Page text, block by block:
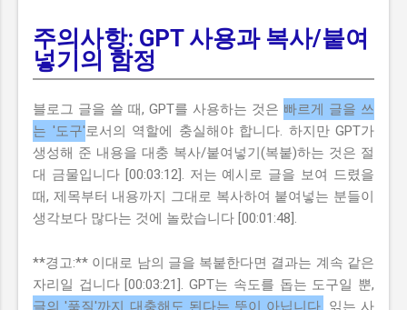
주의사항: GPT 사용과 복사/붙여
넣기의 함정
블로그 글을 쓸 때, GPT를 사용하는 것은 빠르게 글을 쓰
는 '도구'로서의 역할에 충실해야 합니다. 하지만 GPT가
생성해 준 내용을 대충 복사/붙여넣기(복붙)하는 것은 절
대 금물입니다 [00:03:12]. 저는 예시로 글을 보여 드렸을
때, 제목부터 내용까지 그대로 복사하여 붙여넣는 분들이
생각보다 많다는 것에 놀랐습니다 [00:01:48].
**경고:** 이대로 남의 글을 복붙한다면 결과는 계속 같은
자리일 겁니다 [00:03:21]. GPT는 속도를 돕는 도구일 뿐,